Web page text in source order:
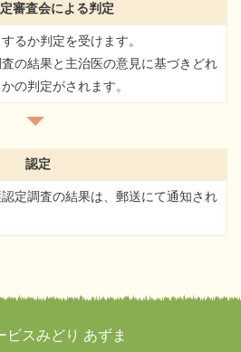
審査会による判定
るか判定を受けます。
の結果と主治医の意見に基づきどれ
の判定がされます。
認定
定調査の結果は、郵送にて通知され
ビスみどり あずま